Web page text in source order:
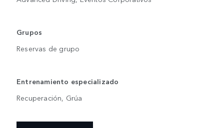
Grupos
Reservas de grupo
Entrenamiento especializado
Recuperación, Grúa